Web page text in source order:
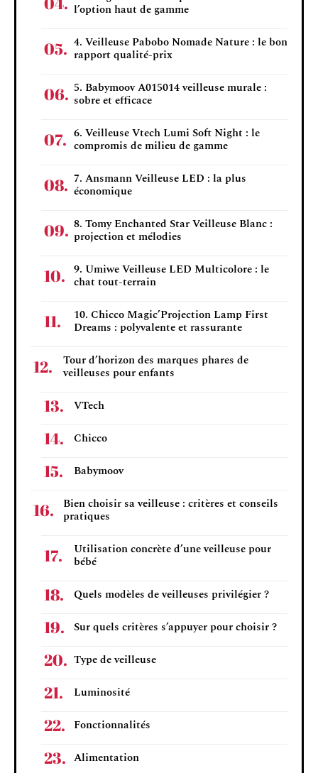
l’option haut de gamme
4. Veilleuse Pabobo Nomade Nature : le bon
rapport qualité-prix
5. Babymoov A015014 veilleuse murale :
sobre et efficace
6. Veilleuse Vtech Lumi Soft Night : le
compromis de milieu de gamme
7. Ansmann Veilleuse LED : la plus
économique
8. Tomy Enchanted Star Veilleuse Blanc :
projection et mélodies
9. Umiwe Veilleuse LED Multicolore : le
chat tout-terrain
10. Chicco Magic’Projection Lamp First
Dreams : polyvalente et rassurante
Tour d’horizon des marques phares de
veilleuses pour enfants
VTech
Chicco
Babymoov
Bien choisir sa veilleuse : critères et conseils
pratiques
Utilisation concrète d’une veilleuse pour
bébé
Quels modèles de veilleuses privilégier ?
Sur quels critères s’appuyer pour choisir ?
Type de veilleuse
Luminosité
Fonctionnalités
Alimentation